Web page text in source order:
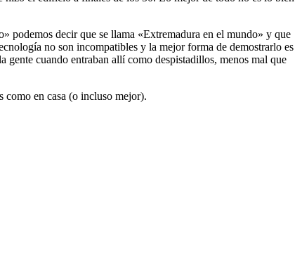
podemos decir que se llama «Extremadura en el mundo» y que
no son incompatibles y la mejor forma de demostrarlo es
cuando entraban allí como despistadillos, menos mal que
como en casa (o incluso mejor).